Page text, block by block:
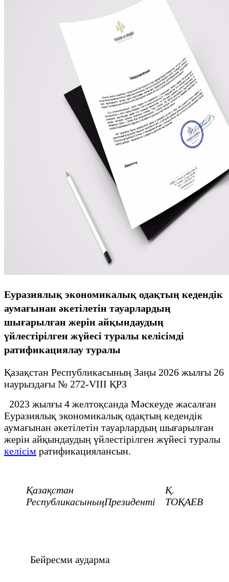
Еуразиялық экономикалық одақтың кедендік
аумағынан әкетілетін тауарлардың
шығарылған жерін айқындаудың
үйлестірілген жүйесі туралы келісімді
ратификациялау туралы
Қазақстан Республикасының Заңы 2026 жылғы 26
наурыздағы № 272-VIII ҚРЗ
2023 жылғы 4 желтоқсанда Мәскеуде жасалған
Еуразиялық экономикалық одақтың кедендік
аумағынан әкетілетін тауарлардың шығарылған
жерін айқындаудың үйлестірілген жүйесі туралы
келісім ратификациялансын.
Қазақстан
РеспубликасыныңПрезиденті
Қ.
ТОҚАЕВ
Бейресми аударма